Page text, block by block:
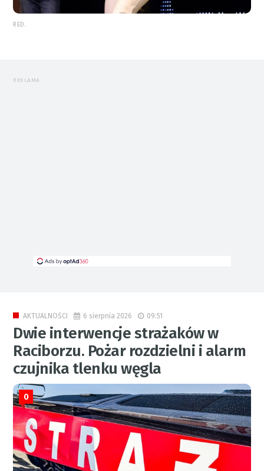
RED.
REKLAMA
AKTUALNOŚCI 6 sierpnia 2026 09:51
Dwie interwencje strażaków w
Raciborzu. Pożar rozdzielni i alarm
czujnika tlenku węgla
0